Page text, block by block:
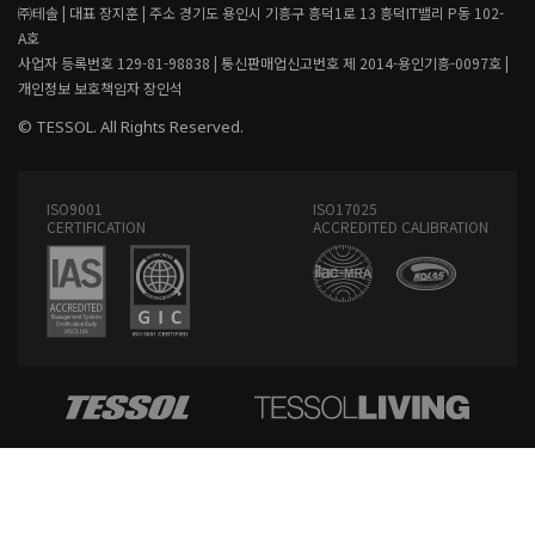
㈜테솔 | 대표 장지훈 | 주소 경기도 용인시 기흥구 흥덕1로 13 흥덕IT밸리 P동 102-
A호
사업자 등록번호 129-81-98838 | 통신판매업신고번호 제 2014-용인기흥-0097호 |
개인정보 보호책임자 장인석
© TESSOL. All Rights Reserved.
ISO9001
CERTIFICATION
ISO17025
ACCREDITED CALIBRATION